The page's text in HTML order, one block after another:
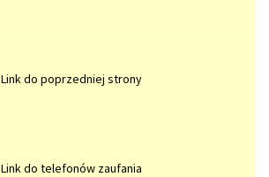
Link do poprzedniej strony
Link do telefonów zaufania